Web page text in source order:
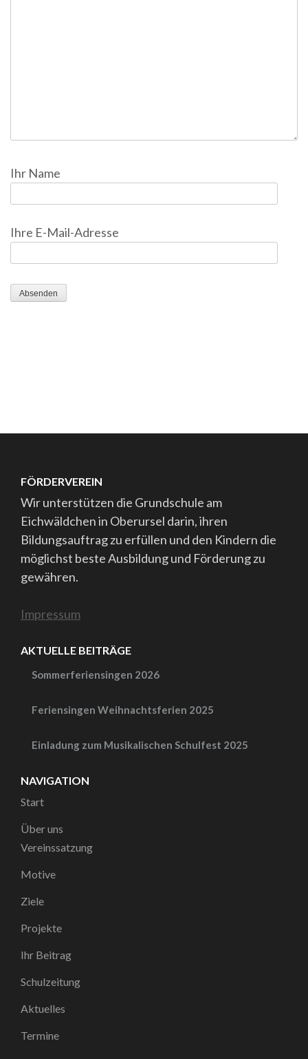
Ihr Name
Ihre E-Mail-Adresse
FÖRDERVEREIN
Wir unterstützen die Grundschule am
Eichwäldchen in Oberursel darin, ihren
Bildungsauftrag zu erfüllen und den Kindern die
möglichst beste Ausbildung und Förderung zu
gewähren.
Impressum
AKTUELLE BEITRÄGE
Sommerferiensingen 2026
Feriensingen Weihnachtsferien 2025
Einladung zum Musikalischen Schulfest 2025
NAVIGATION
Start
Über uns
Vereinssatzung
Motive
Ziele
Projekte
Ihr Beitrag
Schulzeitung
Aktuelles
Termine